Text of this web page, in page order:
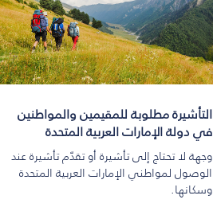
التأشيرة مطلوبة للمقيمين والمواطنين
في دولة الإمارات العربية المتحدة
وجهة لا تحتاج إلى تأشيرة أو تقدّم تأشيرة عند
الوصول لمواطني الإمارات العربية المتحدة
وسكانها.